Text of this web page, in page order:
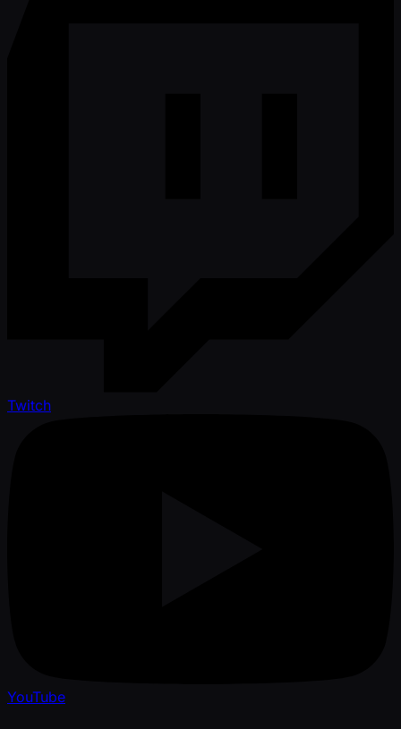
Twitch
YouTube